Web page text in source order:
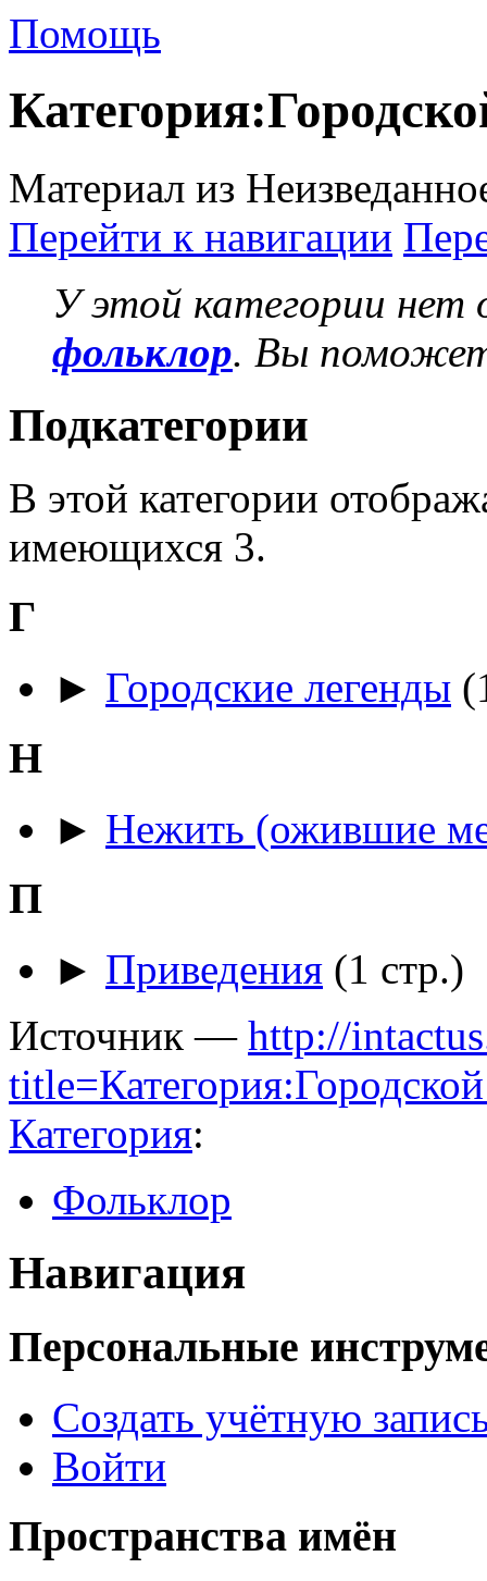
Помощь
Материал из
Перейти к навигации
У этой категории
фольклор. Вы
Подкатегории
В этой категории
имеющихся 3.
Г
► Городские легенды
Н
► Нежить (ожившие
П
► Приведения (1 стр.)
Источник — http://
Категория:
Фольклор
Навигация
Персональные
Создать учётную
Войти
Пространства имён